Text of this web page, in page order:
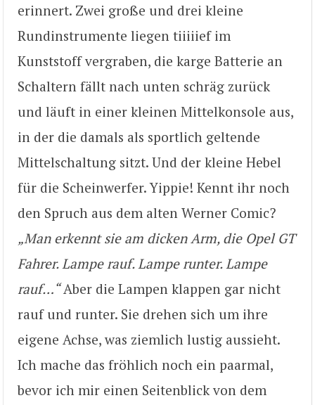
erinnert. Zwei große und drei kleine
Rundinstrumente liegen tiiiiief im
Kunststoff vergraben, die karge Batterie an
Schaltern fällt nach unten schräg zurück
und läuft in einer kleinen Mittelkonsole aus,
in der die damals als sportlich geltende
Mittelschaltung sitzt. Und der kleine Hebel
für die Scheinwerfer. Yippie! Kennt ihr noch
den Spruch aus dem alten Werner Comic?
„Man erkennt sie am dicken Arm, die Opel GT
Fahrer. Lampe rauf. Lampe runter. Lampe
rauf…“Aber die Lampen klappen gar nicht
rauf und runter. Sie drehen sich um ihre
eigene Achse, was ziemlich lustig aussieht.
Ich mache das fröhlich noch ein paarmal,
bevor ich mir einen Seitenblick von dem